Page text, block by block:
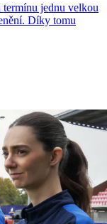
jednu velkou
Díky tomu